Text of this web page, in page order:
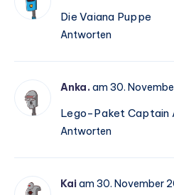
Die Vaiana Puppe
Antworten
Anka. am 30.
Lego-Paket Captain
Antworten
Kaiam 30. November